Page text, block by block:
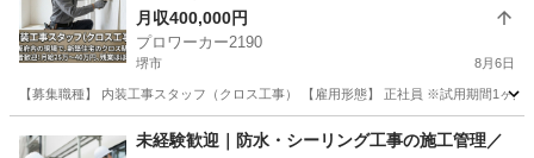
月収400,000円
プロワーカー2190
堺市 8月6日
【募集職種】 内装工事スタッフ（クロス工事） 【雇用形態】 正社員 ※試用期間1ヶ
内装職人 業務
未経験歓迎｜防水・シーリング工事の施工管理／